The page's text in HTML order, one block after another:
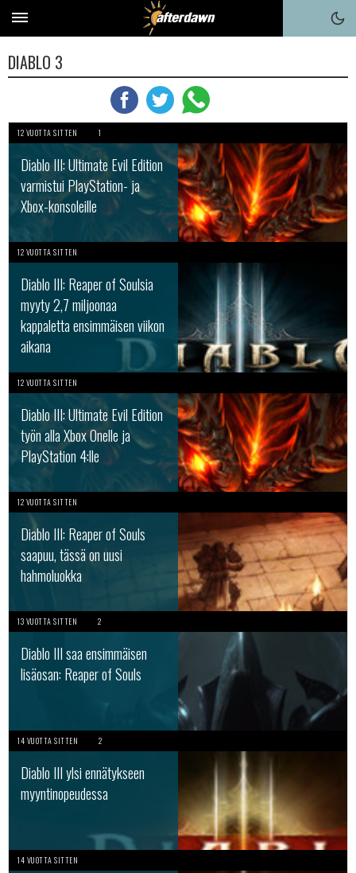
DIABLO 3
12 VUOTTA SITTEN 1
Diablo III: Ultimate Evil Edition
varmistui PlayStation- ja
Xbox-konsoleille
12 VUOTTA SITTEN
Diablo III: Reaper of Soulsia
myyty 2,7 miljoonaa
kappaletta ensimmäisen viikon
aikana
12 VUOTTA SITTEN
Diablo III: Ultimate Evil Edition
työn alla Xbox Onelle ja
PlayStation 4:lle
12 VUOTTA SITTEN
Diablo III: Reaper of Souls
saapuu, tässä on uusi
hahmoluokka
13 VUOTTA SITTEN 2
Diablo III saa ensimmäisen
lisäosan: Reaper of Souls
14 VUOTTA SITTEN 2
Diablo III ylsi ennätykseen
myyntinopeudessa
14 VUOTTA SITTEN